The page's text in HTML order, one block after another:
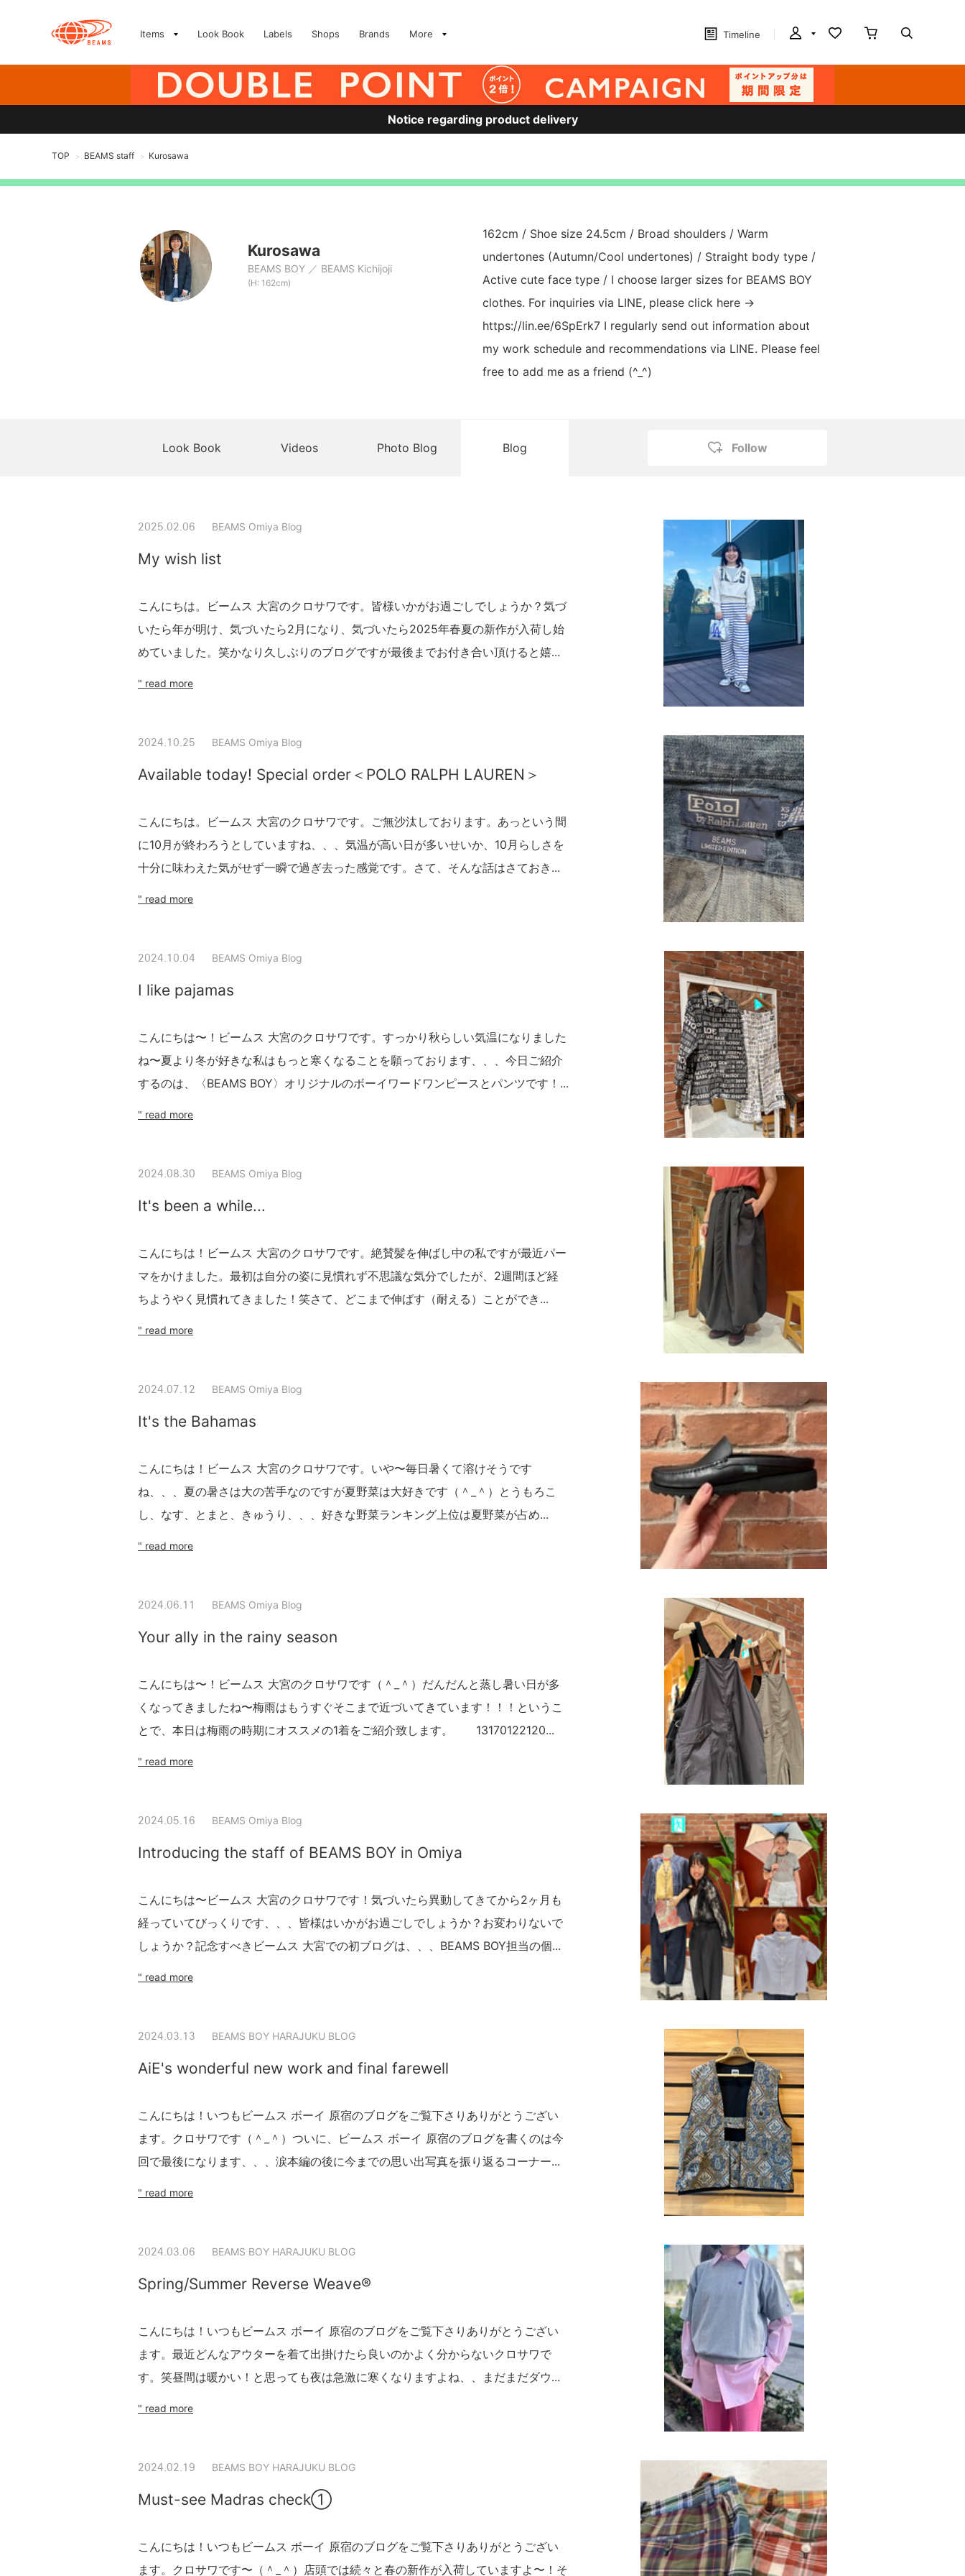
Items Look Book Labels Shops Brands More Timeline
Notice regarding product delivery
TOP > BEAMS staff > Kurosawa
Kurosawa
BEAMS BOY BEAMS Kichijoji
(H: 162cm)
162cm / Shoe size 24.5cm / Broad shoulders / Warm
undertones (Autumn/Cool undertones) / Straight body type /
Active cute face type / I choose larger sizes for BEAMS BOY
clothes. For inquiries via LINE, please click here →
https://lin.ee/6SpErk7 I regularly send out information about
my work schedule and recommendations via LINE. Please feel
free to add me as a friend (^_^)
Look Book Videos Photo Blog Blog Follow
2025.02.06 BEAMS Omiya Blog
My wish list
こんにちは。ビームス 大宮のクロサワです。皆様いかがお過ごしでしょうか？気づ
いたら年が明け、気づいたら2月になり、気づいたら2025年春夏の新作が入荷し始
めていました。笑かなり久しぶりのブログですが最後までお付き合い頂けると嬉...
" read more
2024.10.25 BEAMS Omiya Blog
Available today! Special order＜POLO RALPH LAUREN＞
こんにちは。ビームス 大宮のクロサワです。ご無沙汰しております。あっという間
に10月が終わろうとしていますね、、、気温が高い日が多いせいか、10月らしさを
十分に味わえた気がせず一瞬で過ぎ去った感覚です。さて、そんな話はさておき...
" read more
2024.10.04 BEAMS Omiya Blog
I like pajamas
こんにちは〜！ビームス 大宮のクロサワです。すっかり秋らしい気温になりました
ね〜夏より冬が好きな私はもっと寒くなることを願っております、、、今日ご紹介
するのは、〈BEAMS BOY〉オリジナルのボーイワードワンピースとパンツです！...
" read more
2024.08.30 BEAMS Omiya Blog
It's been a while...
こんにちは！ビームス 大宮のクロサワです。絶賛髪を伸ばし中の私ですが最近パー
マをかけました。最初は自分の姿に見慣れず不思議な気分でしたが、2週間ほど経
ちようやく見慣れてきました！笑さて、どこまで伸ばす（耐える）ことができ...
" read more
2024.07.12 BEAMS Omiya Blog
It's the Bahamas
こんにちは！ビームス 大宮のクロサワです。いや〜毎日暑くて溶けそうです
ね、、、夏の暑さは大の苦手なのですが夏野菜は大好きです（＾_＾）とうもろこ
し、なす、とまと、きゅうり、、、好きな野菜ランキング上位は夏野菜が占め...
" read more
2024.06.11 BEAMS Omiya Blog
Your ally in the rainy season
こんにちは〜！ビームス 大宮のクロサワです（＾_＾）だんだんと蒸し暑い日が多
くなってきましたね〜梅雨はもうすぐそこまで近づいてきています！！！というこ
とで、本日は梅雨の時期にオススメの1着をご紹介致します。 13170122120...
" read more
2024.05.16 BEAMS Omiya Blog
Introducing the staff of BEAMS BOY in Omiya
こんにちは〜ビームス 大宮のクロサワです！気づいたら異動してきてから2ヶ月も
経っていてびっくりです、、、皆様はいかがお過ごしでしょうか？お変わりないで
しょうか？記念すべきビームス 大宮での初ブログは、、、BEAMS BOY担当の個...
" read more
2024.03.13 BEAMS BOY HARAJUKU BLOG
AiE's wonderful new work and final farewell
こんにちは！いつもビームス ボーイ 原宿のブログをご覧下さりありがとうござい
ます。クロサワです（＾_＾）ついに、ビームス ボーイ 原宿のブログを書くのは今
回で最後になります、、、涙本編の後に今までの思い出写真を振り返るコーナー...
" read more
2024.03.06 BEAMS BOY HARAJUKU BLOG
Spring/Summer Reverse Weave®︎
こんにちは！いつもビームス ボーイ 原宿のブログをご覧下さりありがとうござい
ます。最近どんなアウターを着て出掛けたら良いのかよく分からないクロサワで
す。笑昼間は暖かい！と思っても夜は急激に寒くなりますよね、、まだまだダウ...
" read more
2024.02.19 BEAMS BOY HARAJUKU BLOG
Must-see Madras check①
こんにちは！いつもビームス ボーイ 原宿のブログをご覧下さりありがとうござい
ます。クロサワです〜（＾_＾）店頭では続々と春の新作が入荷していますよ〜！そ